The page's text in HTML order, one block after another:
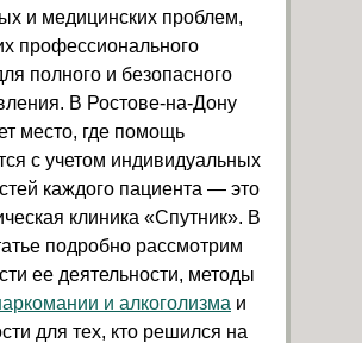
и медицинских проблем,
профессионального
полного и безопасного
В Ростове-на-Дону
место, где помощь
с учетом индивидуальных
каждого пациента — это
клиника «Спутник». В
подробно рассмотрим
ее деятельности, методы
и алкоголизма и
для тех, кто решился на